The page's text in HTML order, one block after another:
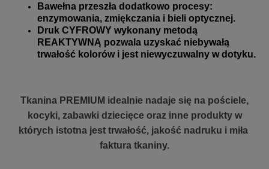
Bawełna przeszła dodatkowo procesy:
enzymowania, zmiękczania i bieli optycznej.
Druk CYFROWY wykonany metodą
REAKTYWNĄ pozwala uzyskać niebywałą
trwałość kolorów i jest niewyczuwalny w dotyku.
Tkanina PREMIUM idealnie nadaje się na pościele,
kocyki, zabawki dziecięce oraz inne produkty w
których istotna jest trwałość, jakość nadruku i miła
faktura tkaniny.